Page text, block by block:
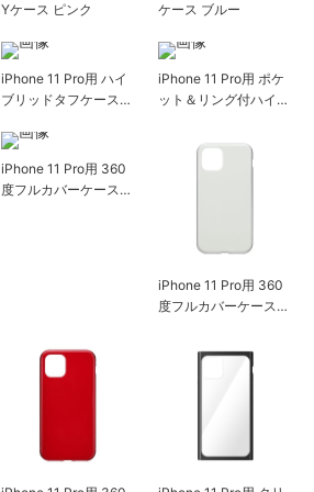
Yケース ピンク ケース ブルー
iPhone 11 Pro用 ハイ
ブリッドタフケース
iPhone 11 Pro用 ポケ
ット＆リング付ハイブ
ーボン調ブラック
iPhone 11 Pro用 360
度フルカバーケース
iPhone 11 Pro用 360
度フルカバーケース